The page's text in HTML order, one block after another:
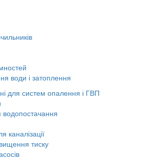
води і затоплення
для систем опалення і ГВП
каналізації
тиску